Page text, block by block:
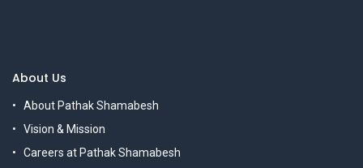
About Us
About Pathak Shamabesh
Vision & Mission
Careers at Pathak Shamabesh